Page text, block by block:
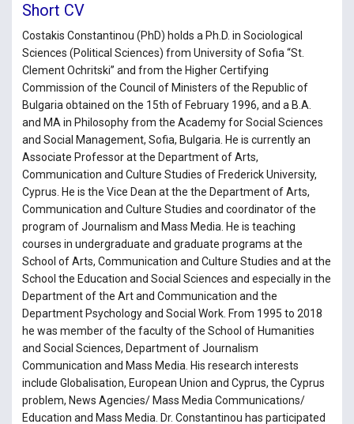
Short CV
Costakis Constantinou (PhD) holds a Ph.D. in Sociological
Sciences (Political Sciences) from University of Sofia “St.
Clement Ochritski” and from the Higher Certifying
Commission of the Council of Ministers of the Republic of
Bulgaria obtained on the 15th of February 1996, and a B.A.
and MA in Philosophy from the Academy for Social Sciences
and Social Management, Sofia, Bulgaria. He is currently an
Associate Professor at the Department of Arts,
Communication and Culture Studies of Frederick University,
Cyprus. He is the Vice Dean at the the Department of Arts,
Communication and Culture Studies and coordinator of the
program of Journalism and Mass Media. He is teaching
courses in undergraduate and graduate programs at the
School of Arts, Communication and Culture Studies and at the
School the Education and Social Sciences and especially in the
Department of the Art and Communication and the
Department Psychology and Social Work. From 1995 to 2018
he was member of the faculty of the School of Humanities
and Social Sciences, Department of Journalism
Communication and Mass Media. His research interests
include Globalisation, European Union and Cyprus, the Cyprus
problem, News Agencies/ Mass Media Communications/
Education and Mass Media. Dr. Constantinou has participated